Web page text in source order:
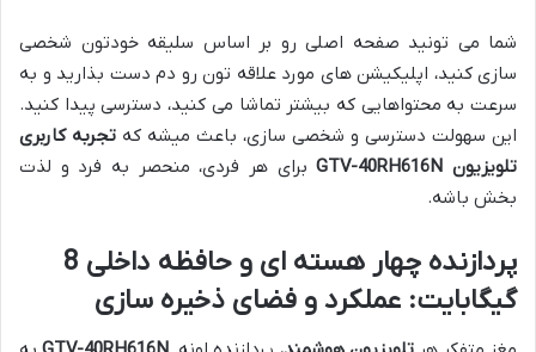
شما می تونید صفحه اصلی رو بر اساس سلیقه خودتون شخصی
سازی کنید، اپلیکیشن های مورد علاقه تون رو دم دست بذارید و به
سرعت به محتواهایی که بیشتر تماشا می کنید، دسترسی پیدا کنید.
این سهولت دسترسی و شخصی سازی، باعث میشه که تجربه کاربری
تلویزیون GTV-40RH616N
برای هر فردی، منحصر به فرد و لذت
بخش باشه.
پردازنده چهار هسته ای و حافظه داخلی 8
گیگابایت: عملکرد و فضای ذخیره سازی